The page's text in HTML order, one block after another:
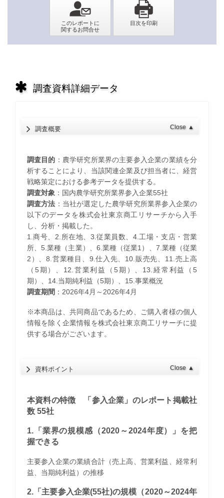
調査資料詳細データ
調査概要 Close ▲
調査目的 ：農学研究所業界の主要参入企業の業績を分
析することにより、当該関連企業及び担当者に、経営
戦略策定における参考データを提供する。
調査対象：国内農学研究所業界参入企業55社
調査方法 ：当社が選定した農学研究所業界参入企業の
以下のデータを株式会社東京商工リサーチから入手
し、分析・掲載した。
1.商号、2.所在地、3.従業員数、4.工場・支店・営業
所、5.業種（主業）、6.業種（従業1）、7.業種（従業
2）、8.営業種目、9.仕入先、10.販売先、11.売上高
（5期）、12.営業利益（5期）、13.経常利益（5
期）、14.当期純利益（5期）、15.事業概況
調査期間 ：2026年4月～2026年4月
※本商品は、共同商品であるため、ご購入者様の個人
情報を除く企業情報を株式会社東京商工リサーチに提
供する場合がございます。
資料ポイント Close ▲
本資料の特徴 「参入企業」のレポート掲載社
数 55社
1.「業界の規模感（2020～2024年度）」を把
握できる
主要参入企業の業績合計（売上高、営業利益、経常利
益、当期純利益）の推移
2.「主要参入企業(55社)の規模（2020～2024年